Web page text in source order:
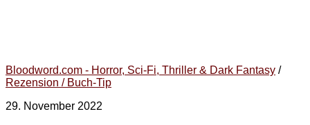
Bloodword.com - Horror, Sci-Fi, Thriller & Dark Fantasy /
Rezension / Buch-Tip
29. November 2022